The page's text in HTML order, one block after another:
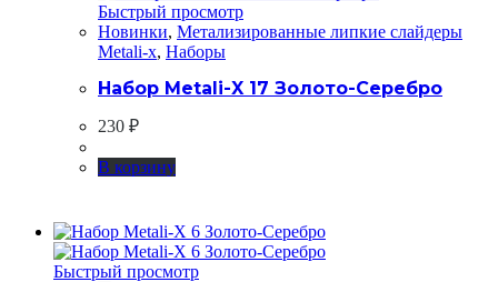
Быстрый просмотр
Новинки, Метализированные липкие слайдеры
Metali-x, Наборы
Набор Metali-X 17 Золото-Серебро
230 ₽
В корзину
Быстрый просмотр